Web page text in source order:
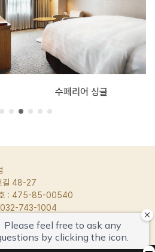
길 48-27
호 : 475-85-00540
032-743-1004